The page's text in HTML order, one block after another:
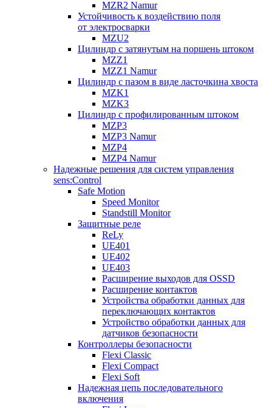
MZR2 Namur
Устойчивость к воздействию поля
от электросварки
MZU2
Цилиндр с затянутым на поршень штоком
MZZ1
MZZ1 Namur
Цилиндр с пазом в виде ласточкина хвоста
MZK1
MZK3
Цилиндр с профилированным штоком
MZP3
MZP3 Namur
MZP4
MZP4 Namur
Надежные решения для систем управления
sens:Control
Safe Motion
Speed Monitor
Standstill Monitor
Защитные реле
ReLy
UE401
UE402
UE403
Расширение выходов для OSSD
Расширение контактов
Устройства обработки данных для
переключающих контактов
Устройство обработки данных для
датчиков безопасности
Контроллеры безопасности
Flexi Classic
Flexi Compact
Flexi Soft
Надежная цепь последовательного
включения